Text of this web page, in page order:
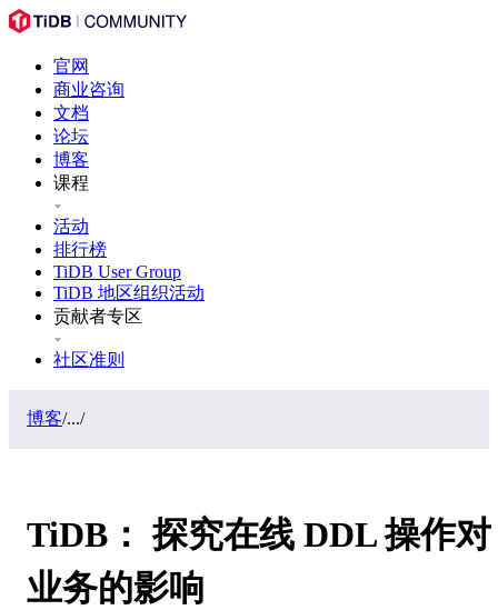
官网
商业咨询
文档
论坛
博客
课程
活动
排行榜
TiDB User Group
TiDB 地区组织活动
贡献者专区
社区准则
博客/.../
TiDB： 探究在线 DDL 操作对
业务的影响